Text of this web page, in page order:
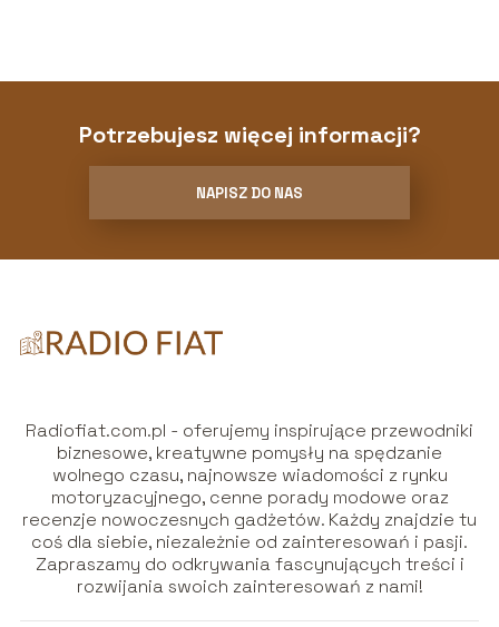
Potrzebujesz więcej informacji?
NAPISZ DO NAS
Radiofiat.com.pl - oferujemy inspirujące przewodniki
biznesowe, kreatywne pomysły na spędzanie
wolnego czasu, najnowsze wiadomości z rynku
motoryzacyjnego, cenne porady modowe oraz
recenzje nowoczesnych gadżetów. Każdy znajdzie tu
coś dla siebie, niezależnie od zainteresowań i pasji.
Zapraszamy do odkrywania fascynujących treści i
rozwijania swoich zainteresowań z nami!